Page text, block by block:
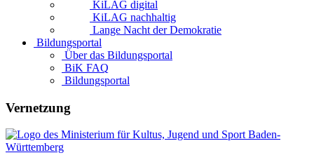
KiLAG digital
KiLAG nachhaltig
Lange Nacht der Demokratie
Bildungsportal
Über das Bildungsportal
BiK FAQ
Bildungsportal
Vernetzung